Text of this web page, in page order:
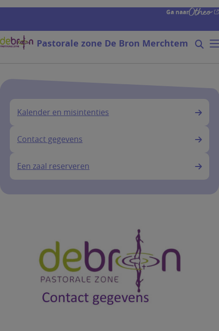
Overslaan
naar
de
gaan
Ga naar
Pastorale zone De Bron Merchtem
Kalender en misintenties
Contact gegevens
Een zaal reserveren